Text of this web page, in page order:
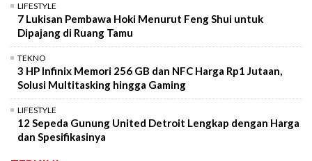
LIFESTYLE
7 Lukisan Pembawa Hoki Menurut Feng Shui untuk
Dipajang di Ruang Tamu
TEKNO
3 HP Infinix Memori 256 GB dan NFC Harga Rp1 Jutaan,
Solusi Multitasking hingga Gaming
LIFESTYLE
12 Sepeda Gunung United Detroit Lengkap dengan Harga
dan Spesifikasinya